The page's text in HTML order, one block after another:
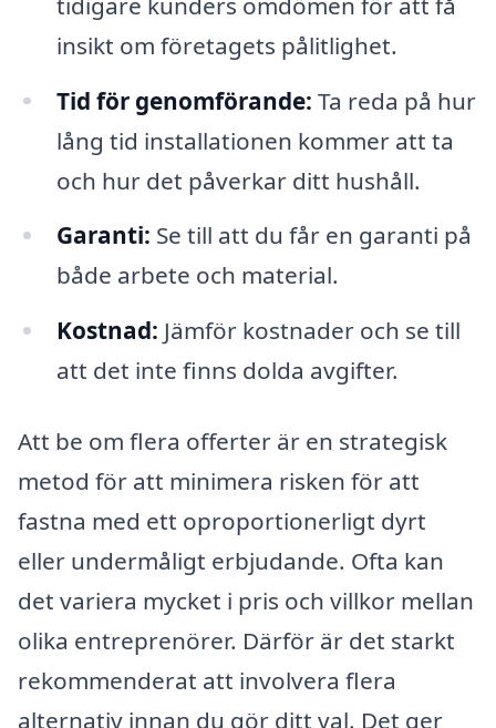
insikt om företagets pålitlighet.
Tid för genomförande: Ta reda på hur
lång tid installationen kommer att ta
och hur det påverkar ditt hushåll.
Garanti: Se till att du får en garanti på
både arbete och material.
Kostnad: Jämför kostnader och se till
att det inte finns dolda avgifter.
Att be om flera offerter är en strategisk
metod för att minimera risken för att
fastna med ett oproportionerligt dyrt
eller undermåligt erbjudande. Ofta kan
det variera mycket i pris och villkor mellan
olika entreprenörer. Därför är det starkt
rekommenderat att involvera flera
alternativ innan du gör ditt val. Det ger